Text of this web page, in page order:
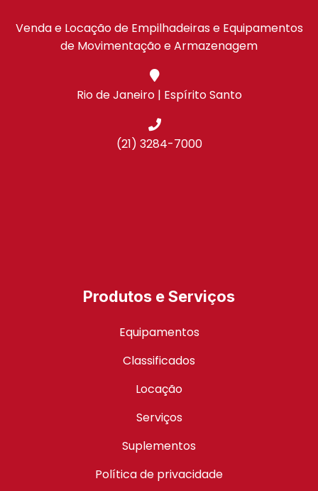
Venda e Locação de Empilhadeiras e Equipamentos
de Movimentação e Armazenagem
Rio de Janeiro | Espírito Santo
(21) 3284-7000
Produtos e Serviços
Equipamentos
Classificados
Locação
Serviços
Suplementos
Política de privacidade